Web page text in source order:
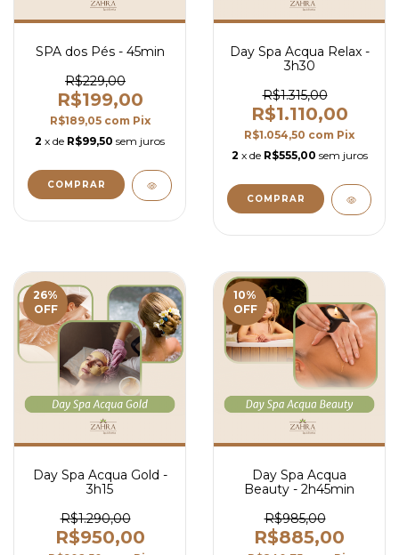
SPA dos Pés - 45min
R$229,00
R$199,00
R$189,05 com Pix
2 x de R$99,50 sem juros
Day Spa Acqua Relax -
3h30
R$1.315,00
R$1.110,00
R$1.054,50 com Pix
2 x de R$555,00 sem juros
26%
OFF
Day Spa Acqua Gold -
3h15
R$1.290,00
R$950,00
10%
OFF
Day Spa Acqua
Beauty - 2h45min
R$985,00
R$885,00